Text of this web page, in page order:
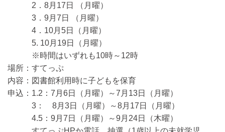
2．8月17日 （月曜）
3．9月7日 （月曜）
4．10月5日（月曜）
5. 10月19日（月曜）
※時間はいずれも10時～12時
場所：すてっぷ
内容：図書館利用時に子どもを保育
申込：1.2：7月6日（月曜）～7月13日（月曜）
3： 8月3日（月曜）～8月17日（月曜）
4.5：9月7日（月曜）～9月24日（木曜）